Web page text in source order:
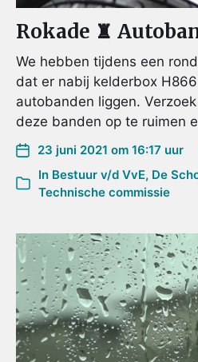
Rokade ♜
We hebben tijdens een
dat er nabij kelderbox
autobanden liggen.
deze banden op te ruimen
23 juni 2021 om 16:17 uur
In Bestuur v/d VvE, De
Technische commissie